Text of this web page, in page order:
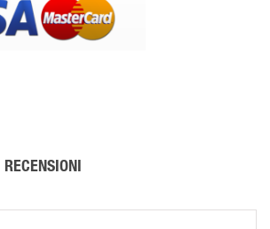
RECENSIONI